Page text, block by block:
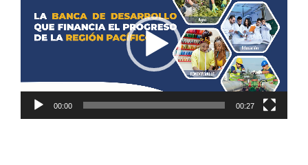
00:00 00:27